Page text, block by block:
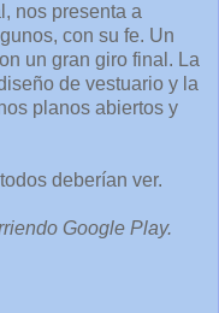
nos presenta a
con su fe. Un
un gran giro final. La
de vestuario y la
planos abiertos y
deberían ver.
Google Play.